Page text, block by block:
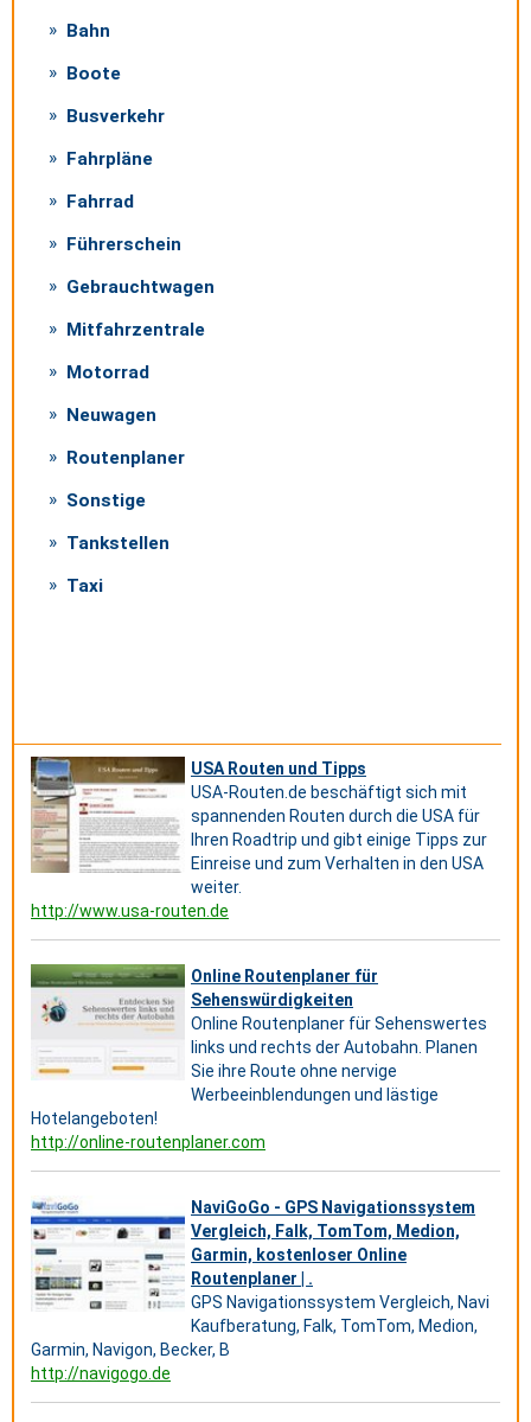
Bahn
Boote
Busverkehr
Fahrpläne
Fahrrad
Führerschein
Gebrauchtwagen
Mitfahrzentrale
Motorrad
Neuwagen
Routenplaner
Sonstige
Tankstellen
Taxi
USA Routen und Tipps
USA-Routen.de beschäftigt sich mit
spannenden Routen durch die USA für
Ihren Roadtrip und gibt einige Tipps zur
Einreise und zum Verhalten in den USA
weiter.
http://www.usa-routen.de
Online Routenplaner für
Sehenswürdigkeiten
Online Routenplaner für Sehenswertes
links und rechts der Autobahn. Planen
Sie ihre Route ohne nervige
Werbeeinblendungen und lästige
Hotelangeboten!
http://online-routenplaner.com
NaviGoGo - GPS Navigationssystem
Vergleich, Falk, TomTom, Medion,
Garmin, kostenloser Online
Routenplaner | .
GPS Navigationssystem Vergleich, Navi
Kaufberatung, Falk, TomTom, Medion,
Garmin, Navigon, Becker, B
http://navigogo.de